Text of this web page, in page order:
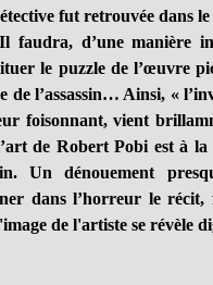
fut retrouvée dans
d’une manière
le puzzle de l’œuvre
de l’assassin… Ainsi, «
foisonnant, vient
de Robert Pobi est à
Un dénouement
dans l’horreur le récit,
de l'artiste se révèle